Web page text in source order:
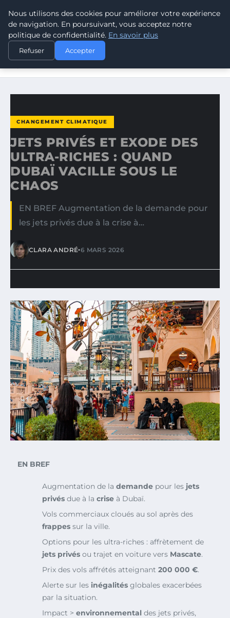
CLIMATE RESPONSE BLOG
ACCUEIL
CHANGEMENT CLIMATIQUE
JETS PRIVÉS ET EXODE DES ULTRA-RICHES : QUAND
CHANGEMENT CLIMATIQUE
JETS PRIVÉS ET EXODE DES
ULTRA-RICHES : QUAND
DUBAÏ VACILLE SOUS LE
CHAOS
EN BREF Augmentation de la demande pour
les jets privés due à la crise à…
CLARA ANDRÉ•6 MARS 2026
EN BREF
Augmentation de la demande pour les jets
privés due à la crise à Dubaï.
Vols commerciaux cloués au sol après des
frappes sur la ville.
Options pour les ultra-riches : affrètement de
jets privés ou trajet en voiture vers Mascate.
Prix des vols affrétés atteignant 200 000 €.
Alerte sur les inégalités globales exacerbées
par la situation.
Impact > environnemental des jets privés,
Nous utilisons des cookies pour améliorer votre expérience
de navigation. En poursuivant, vous acceptez notre
politique de confidentialité. En savoir plus
Refuser Accepter